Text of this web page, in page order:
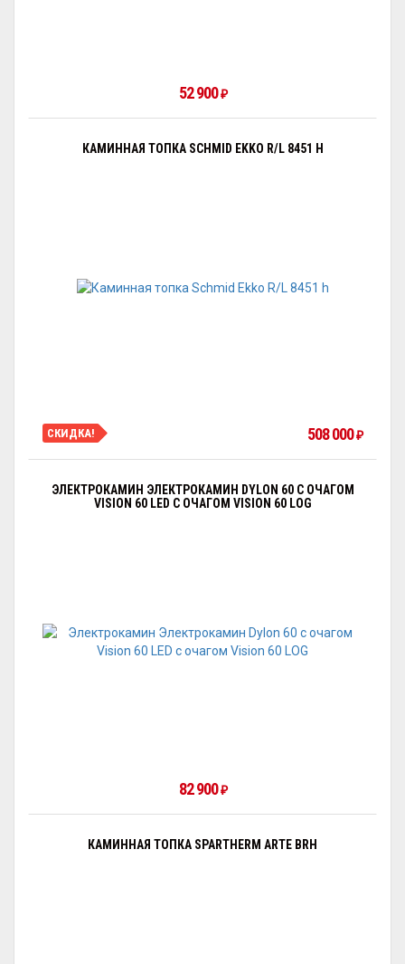
52 900 ₽
КАМИННАЯ ТОПКА SCHMID EKKO R/L 8451 H
СКИДКА! 508 000 ₽
ЭЛЕКТРОКАМИН ЭЛЕКТРОКАМИН DYLON 60 С ОЧАГОМ
VISION 60 LED С ОЧАГОМ VISION 60 LOG
82 900 ₽
КАМИННАЯ ТОПКА SPARTHERM ARTE BRH